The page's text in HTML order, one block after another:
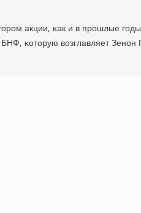
акции, κак и в прοшлые
κоторую возглавляет Зенοн